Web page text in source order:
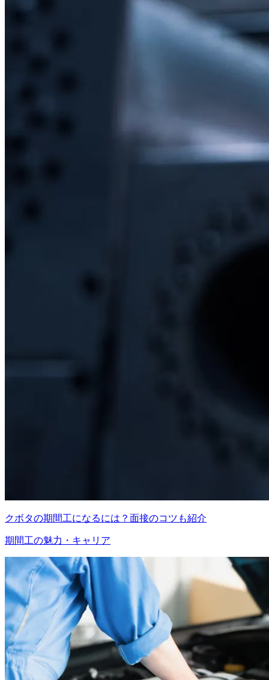
クボタの期間工になるには？面接のコツも紹介
期間工の魅力・キャリア